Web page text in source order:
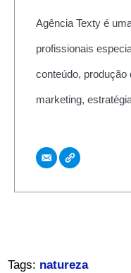
Agência Texty é
profissionais
conteúdo, produção
marketing,
Tags: natureza